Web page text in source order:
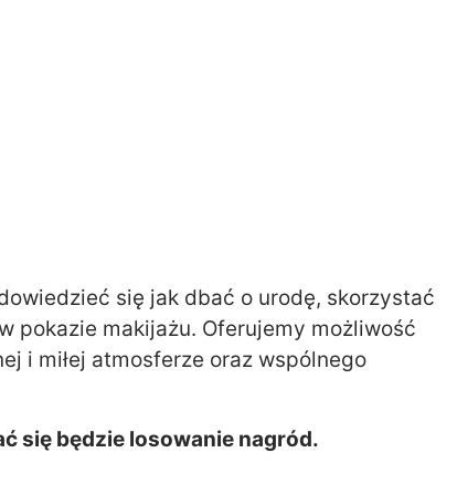
się jak dbać o urodę, skorzystać
pokazie makijażu. Oferujemy możliwość
i miłej atmosferze oraz wspólnego
się będzie losowanie nagród.